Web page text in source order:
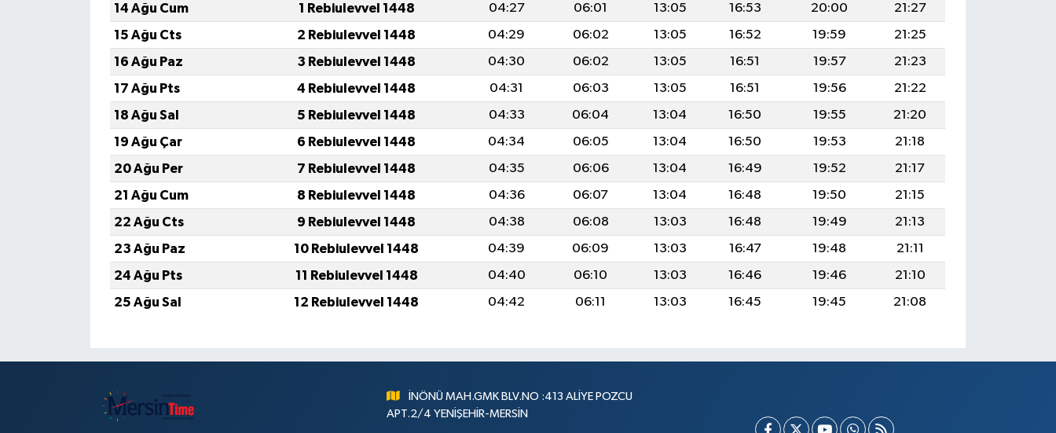
14 Ağu Cum
1 Rebiulevvel 1448 04:27 06:01 13:05 16:53 20:00
21:27
15 Ağu Cts
2 Rebiulevvel 1448 04:29 06:02 13:05 16:52 19:59
21:25
16 Ağu Paz
3 Rebiulevvel 1448 04:30 06:02 13:05 16:51 19:57
21:23
17 Ağu Pts
4 Rebiulevvel 1448 04:31 06:03 13:05 16:51 19:56
21:22
18 Ağu Sal
5 Rebiulevvel 1448 04:33 06:04 13:04 16:50 19:55
21:20
19 Ağu Çar
6 Rebiulevvel 1448 04:34 06:05 13:04 16:50 19:53
21:18
20 Ağu Per
7 Rebiulevvel 1448 04:35 06:06 13:04 16:49 19:52
21:17
21 Ağu Cum
8 Rebiulevvel 1448 04:36 06:07 13:04 16:48 19:50
21:15
22 Ağu Cts
9 Rebiulevvel 1448 04:38 06:08 13:03 16:48 19:49
21:13
23 Ağu Paz
10 Rebiulevvel 1448 04:39 06:09 13:03 16:47 19:48
21:11
24 Ağu Pts
11 Rebiulevvel 1448 04:40 06:10 13:03 16:46 19:46
21:10
25 Ağu Sal
12 Rebiulevvel 1448 04:42 06:11 13:03 16:45 19:45 21:08
İNÖNÜ MAH.GMK BLV.NO :413 ALİYE POZCU
APT.2/4 YENİŞEHİR-MERSİN